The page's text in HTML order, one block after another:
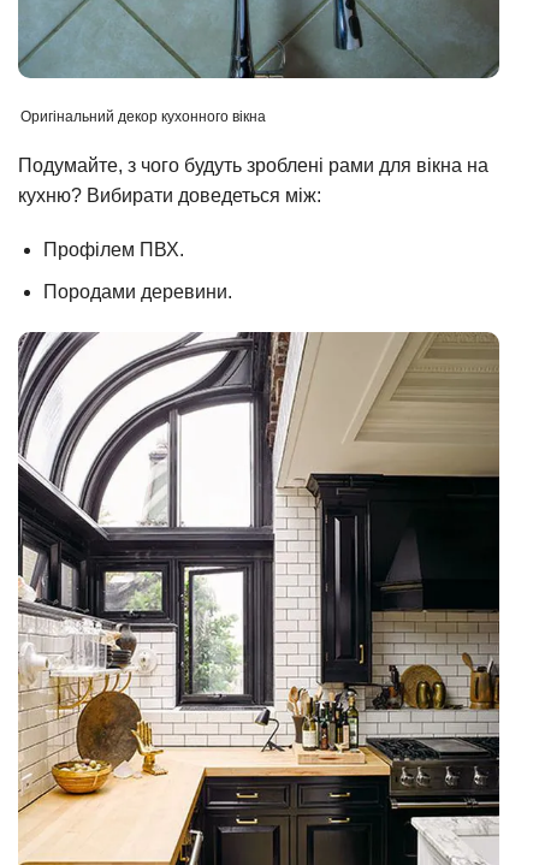
Оригінальний декор кухонного вікна
Подумайте, з чого будуть зроблені рами для вікна на
кухню? Вибирати доведеться між:
Профілем ПВХ.
Породами деревини.